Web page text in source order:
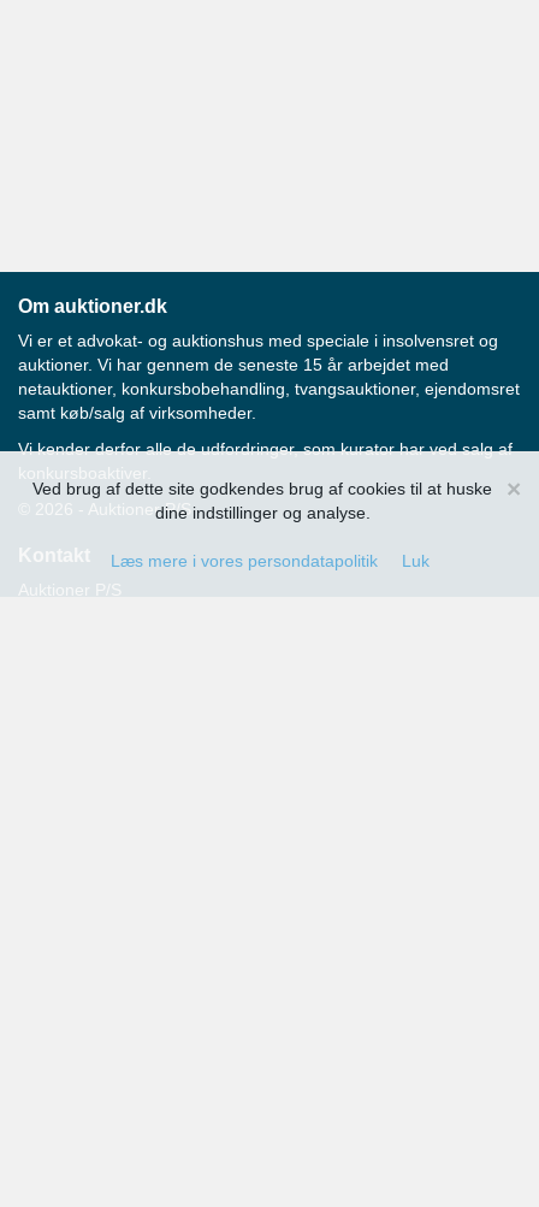
×
Ved brug af dette site godkendes brug af cookies til at huske
dine indstillinger og analyse.
Læs mere i vores persondatapolitik Luk
Om auktioner.dk
Vi er et advokat- og auktionshus med speciale i insolvensret og
auktioner. Vi har gennem de seneste 15 år arbejdet med
netauktioner, konkursbobehandling, tvangsauktioner, ejendomsret
samt køb/salg af virksomheder.
Vi kender derfor alle de udfordringer, som kurator har ved salg af
konkursboaktiver.
© 2026 - Auktioner P/S
Kontakt
Auktioner P/S